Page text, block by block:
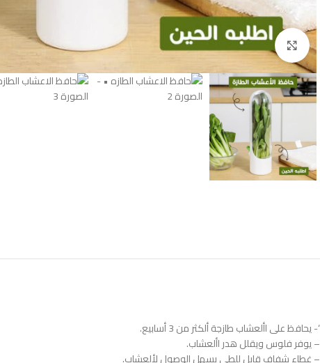
انقر للتكبير
‘- يحافظ على األعشاب طازجة ألكثر من 3 أسابيع.
– يوفر فلوس ويقلل هدر األعشاب.
– غطاء شفاف قابل للطي يسهل الوصول لألعشاب.